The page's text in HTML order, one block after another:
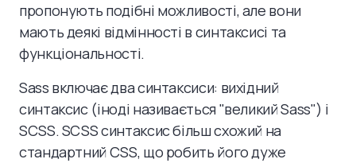
пропонують подібні можливості, але вони
мають деякі відмінності в синтаксисі та
функціональності.
Sass включає два синтаксиси: вихідний
синтаксис (іноді називається "великий Sass") і
SCSS. SCSS синтаксис більш схожий на
стандартний CSS, що робить його дуже